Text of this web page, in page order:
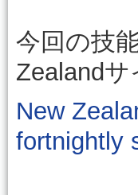
今回の技
Zealand
New
fortnightly